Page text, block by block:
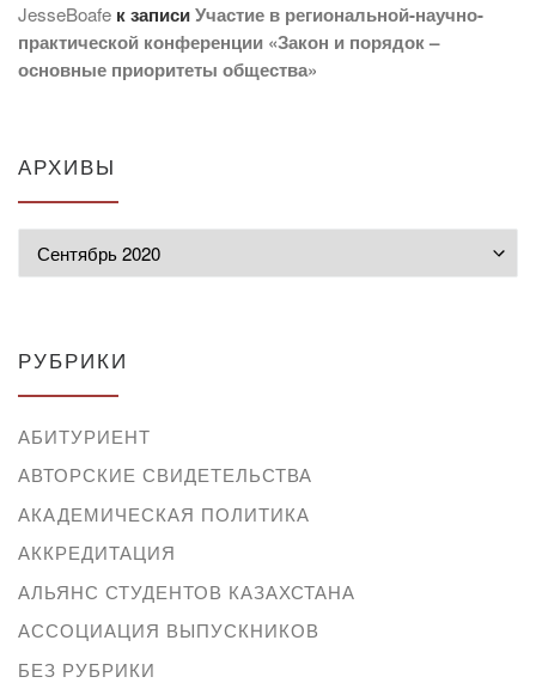
JesseBoafe к записиУчастие в региональной-научно-
практической конференции «Закон и порядок –
основные приоритеты общества»
АРХИВЫ
РУБРИКИ
АБИТУРИЕНТ
АВТОРСКИЕ СВИДЕТЕЛЬСТВА
АКАДЕМИЧЕСКАЯ ПОЛИТИКА
АККРЕДИТАЦИЯ
АЛЬЯНС СТУДЕНТОВ КАЗАХСТАНА
АССОЦИАЦИЯ ВЫПУСКНИКОВ
БЕЗ РУБРИКИ